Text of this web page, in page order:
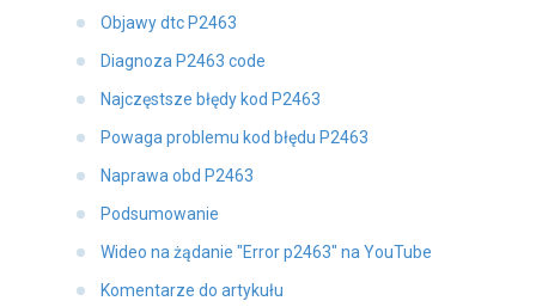
Objawy dtc P2463
Diagnoza P2463 code
Najczęstsze błędy kod P2463
Powaga problemu kod błędu P2463
Naprawa obd P2463
Podsumowanie
Wideo na żądanie "Error p2463" na YouTube
Komentarze do artykułu